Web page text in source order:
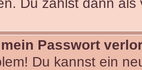
Passwort
Du kannst ein